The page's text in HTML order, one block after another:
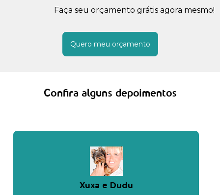
Faça seu orçamento grátis agora mesmo!
Quero meu orçamento
Confira alguns depoimentos
Xuxa e Dudu